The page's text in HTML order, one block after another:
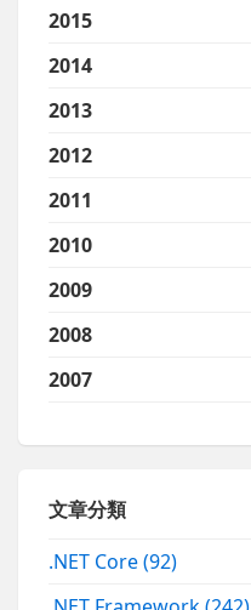
2015
2014
2013
2012
2011
2010
2009
2008
2007
文章分類
.NET Core(92)